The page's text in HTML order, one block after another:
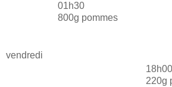
01h30
800g pommes
vendredi
18h00
220g